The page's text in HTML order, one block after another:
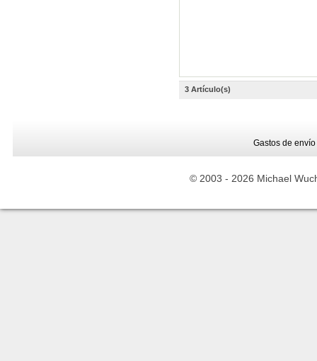
3 Artículo(s)
Gastos de envío
© 2003 - 2026 Michael